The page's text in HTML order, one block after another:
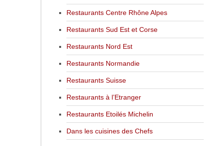
Restaurants Centre Rhône Alpes
Restaurants Sud Est et Corse
Restaurants Nord Est
Restaurants Normandie
Restaurants Suisse
Restaurants à l’Etranger
Restaurants Etoilés Michelin
Dans les cuisines des Chefs